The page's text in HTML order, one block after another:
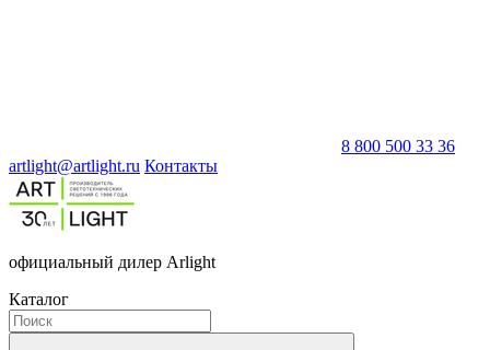
8 800 500 33 36
artlight@artlight.ru Контакты
официальный дилер Arlight
Каталог